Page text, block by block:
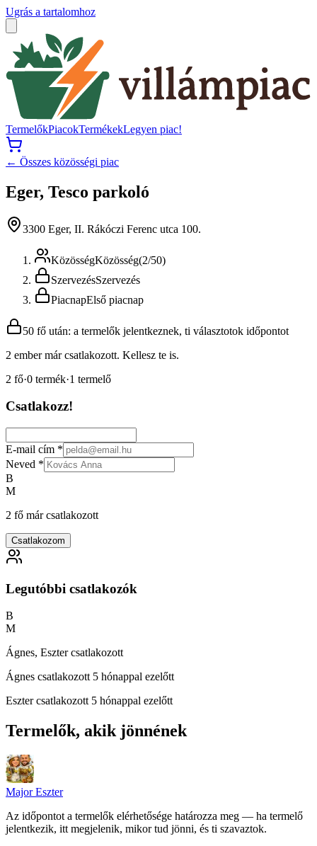
Ugrás a tartalomhoz
TermelőkPiacokTermékekLegyen piac!
← Összes közösségi piac
Eger, Tesco parkoló
3300 Eger, II. Rákóczi Ferenc utca 100.
KözösségKözösség(2/50)
SzervezésSzervezés
PiacnapElső piacnap
50 fő után: a termelők jelentkeznek, ti választotok időpontot
2 ember már csatlakozott. Kellesz te is.
2 fő·0 termék·1 termelő
Csatlakozz!
E-mail cím *
Neved *
B
M
2 fő már csatlakozott
Csatlakozom
Legutóbbi csatlakozók
B
M
Ágnes, Eszter csatlakozott
Ágnes csatlakozott 5 hónappal ezelőtt
Eszter csatlakozott 5 hónappal ezelőtt
Termelők, akik jönnének
Major Eszter
Az időpontot a termelők elérhetősége határozza meg — ha termelő
jelentkezik, itt megjelenik, mikor tud jönni, és ti szavaztok.